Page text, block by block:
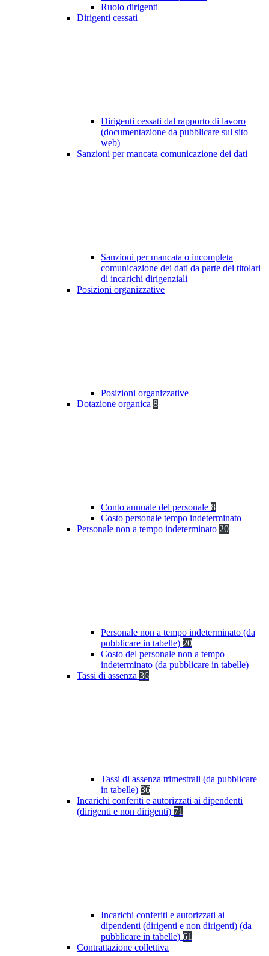
Ruolo dirigenti
Dirigenti cessati
Dirigenti cessati dal rapporto di lavoro
(documentazione da pubblicare sul sito
web)
Sanzioni per mancata comunicazione dei dati
Sanzioni per mancata o incompleta
comunicazione dei dati da parte dei titolari
di incarichi dirigenziali
Posizioni organizzative
Posizioni organizzative
Dotazione organica 8
Conto annuale del personale 8
Costo personale tempo indeterminato
Personale non a tempo indeterminato 20
Personale non a tempo indeterminato (da
pubblicare in tabelle) 20
Costo del personale non a tempo
indeterminato (da pubblicare in tabelle)
Tassi di assenza 36
Tassi di assenza trimestrali (da pubblicare
in tabelle) 36
Incarichi conferiti e autorizzati ai dipendenti
(dirigenti e non dirigenti) 71
Incarichi conferiti e autorizzati ai
dipendenti (dirigenti e non dirigenti) (da
pubblicare in tabelle) 61
Contrattazione collettiva